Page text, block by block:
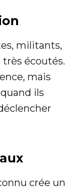
militants,
écoutés.
mais
ils
crée un